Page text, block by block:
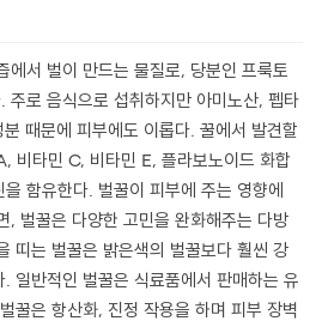
에서 벌이 만드는 물질로, 당분인 프룩토
주로 음식으로 섭취하지만 아미노산, 펩타
때문에 피부에도 이롭다. 꿀에서 발견할
비타민 C, 비타민 E, 플라보노이드 화합
함유한다. 벌꿀이 피부에 주는 영향에
, 벌꿀은 다양한 고민을 완화해주는 다방
띠는 벌꿀은 밝은색의 벌꿀보다 훨씬 강
일반적인 벌꿀은 식료품에서 판매하는 유
꿀은 항산화, 진정 작용을 하며 피부 장벽